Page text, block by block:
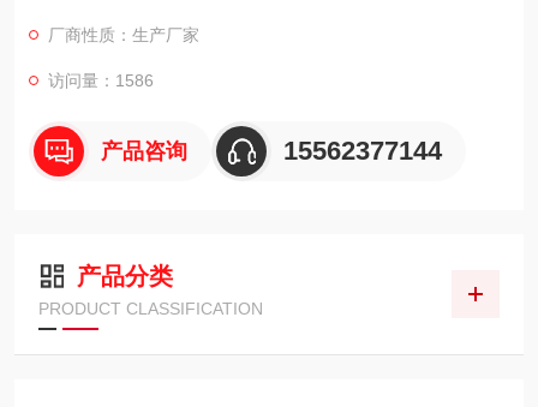
iTX是英思科公司用途.为广泛的便携式气体检测仪。可根据客户
对检测气体种类和数量的需要而配置一
厂商性质：生产厂家
访问量：1586
产品咨询 15562377144
产品分类
PRODUCT CLASSIFICATION